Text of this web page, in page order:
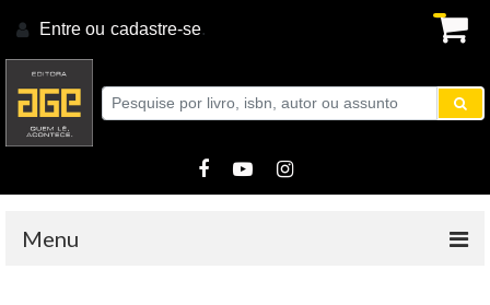
Entre ou cadastre-se.
Menu